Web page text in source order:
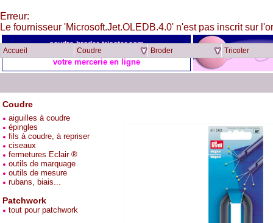
Erreur:
Le fournisseur 'Microsoft.Jet.OLEDB.4.0' n'est pas inscrit sur
coudre-broder-tricoter.com
votre mercerie en ligne
Accueil Coudre Broder Tricoter
Coudre
aiguilles à coudre
épingles
fils à coudre, à repriser
ciseaux
fermetures Eclair ®
outils de marquage
outils de mesure
rubans, biais...
Patchwork
tout pour patchwork